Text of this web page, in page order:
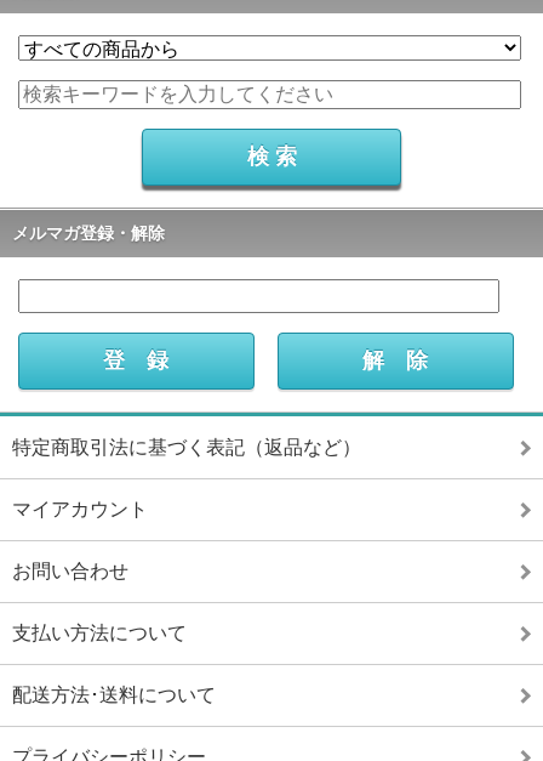
メルマガ登録・解除
特定商取引法に基づく表記（返品など）
マイアカウント
お問い合わせ
支払い方法について
配送方法･送料について
プライバシーポリシー